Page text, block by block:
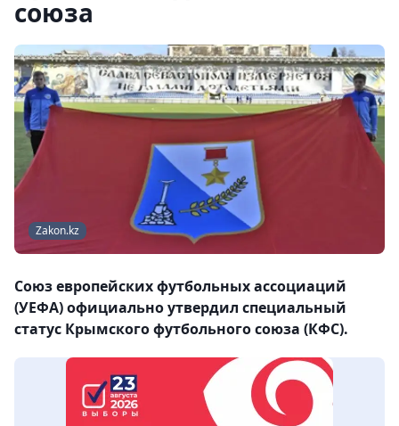
союза
Zakon.kz
Союз европейских футбольных ассоциаций
(УЕФА) официально утвердил специальный
статус Крымского футбольного союза (КФС).